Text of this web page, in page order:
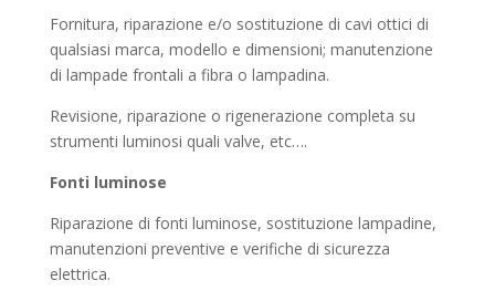
Fornitura, riparazione e/o sostituzione di cavi ottici di
qualsiasi marca, modello e dimensioni; manutenzione
di lampade frontali a fibra o lampadina.
Revisione, riparazione o rigenerazione completa su
strumenti luminosi quali valve, etc….
Fonti luminose
Riparazione di fonti luminose, sostituzione lampadine,
manutenzioni preventive e verifiche di sicurezza
elettrica.